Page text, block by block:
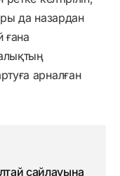
да назардан
ғана
арналған
сайлауына